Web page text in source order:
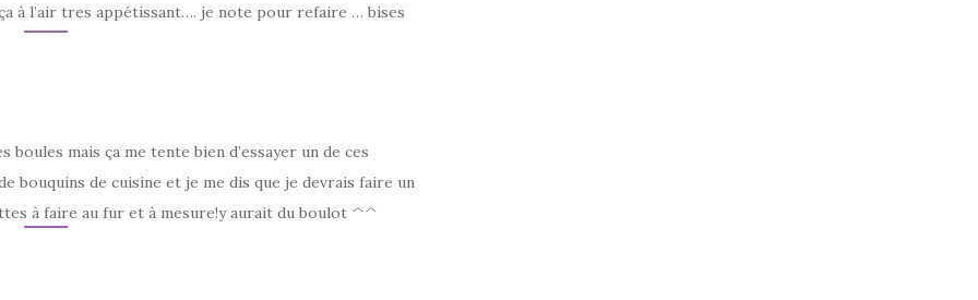
à l’air tres appétissant…. je note pour refaire … bises
boules mais ça me tente bien d’essayer un de ces
bouquins de cuisine et je me dis que je devrais faire un
à faire au fur et à mesure!y aurait du boulot ^^